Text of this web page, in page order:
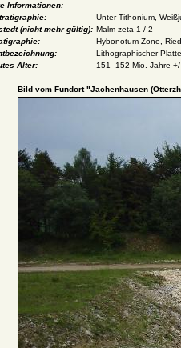
Informationen:
Unter-Tithonium,
(nicht mehr gültig): Malm zeta 1 / 2
Hybonotum-Zone,
Lithographischer
Alter:
151 -152 Mio. Jahre
Bild vom Fundort "Jachenhausen